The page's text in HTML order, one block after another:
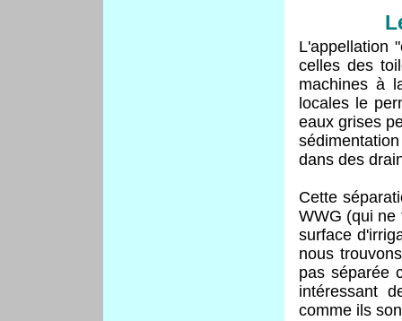
L'appellation
celles des
machines à
locales le
eaux grises
dans des
Cette
WWG (qui ne
surface
nous
pas séparée
intéressant
comme ils